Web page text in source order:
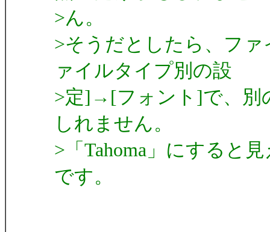
>ん。
>そうだとしたら、フ
ァイルタイプ別の設
>定]→[フォント]で、別
しれません。
>「Tahoma」にすると
です。